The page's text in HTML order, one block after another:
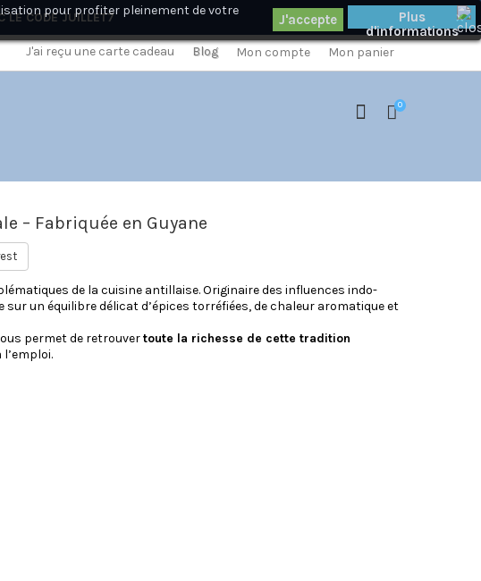
LE CODEJUILLET7 ×
Mon compte Mon panier
Blog
J'ai reçu une carte cadeau
0
pour profiter pleinement de votre
Plus
d'informations
– Fabriquée en Guyane
de la cuisine antillaise. Originaire des influences indo-
un équilibre délicat d’épices torréfiées, de chaleur aromatique et
permet de retrouvertoute la richesse de cette tradition